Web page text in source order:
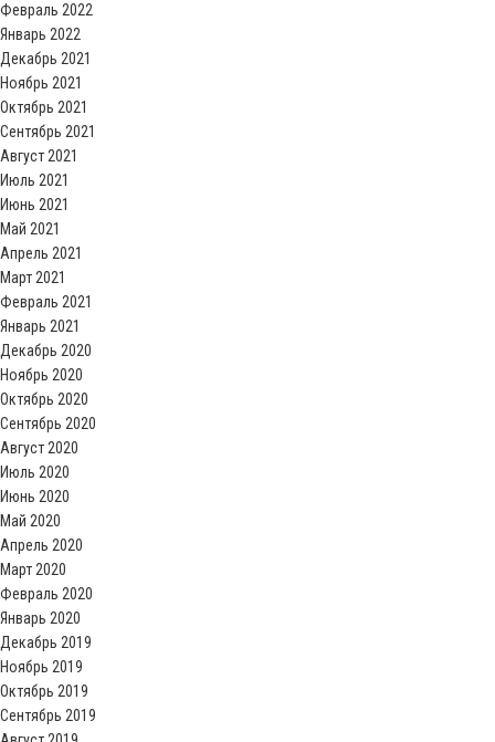
Февраль 2022
Январь 2022
Декабрь 2021
Ноябрь 2021
Октябрь 2021
Сентябрь 2021
Август 2021
Июль 2021
Июнь 2021
Май 2021
Апрель 2021
Март 2021
Февраль 2021
Январь 2021
Декабрь 2020
Ноябрь 2020
Октябрь 2020
Сентябрь 2020
Август 2020
Июль 2020
Июнь 2020
Май 2020
Апрель 2020
Март 2020
Февраль 2020
Январь 2020
Декабрь 2019
Ноябрь 2019
Октябрь 2019
Сентябрь 2019